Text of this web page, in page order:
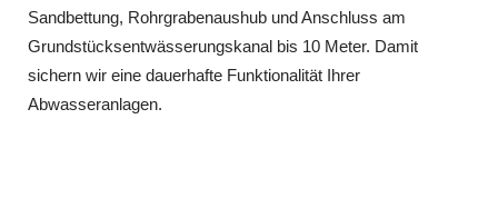
Sandbettung, Rohrgrabenaushub und Anschluss am
Grundstücksentwässerungskanal bis 10 Meter. Damit
sichern wir eine dauerhafte Funktionalität Ihrer
Abwasseranlagen.